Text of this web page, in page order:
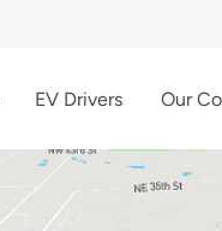
EV Drivers Our